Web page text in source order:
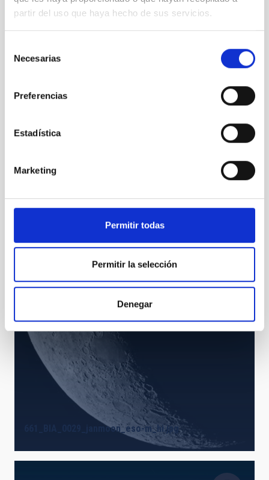
partir del uso que haya hecho de sus servicios.
Necesarias
Preferencias
Estadística
Marketing
Permitir todas
Permitir la selección
Denegar
BIA_0306
661_BIA_0029_janmoon_eso-m_hi.jpg